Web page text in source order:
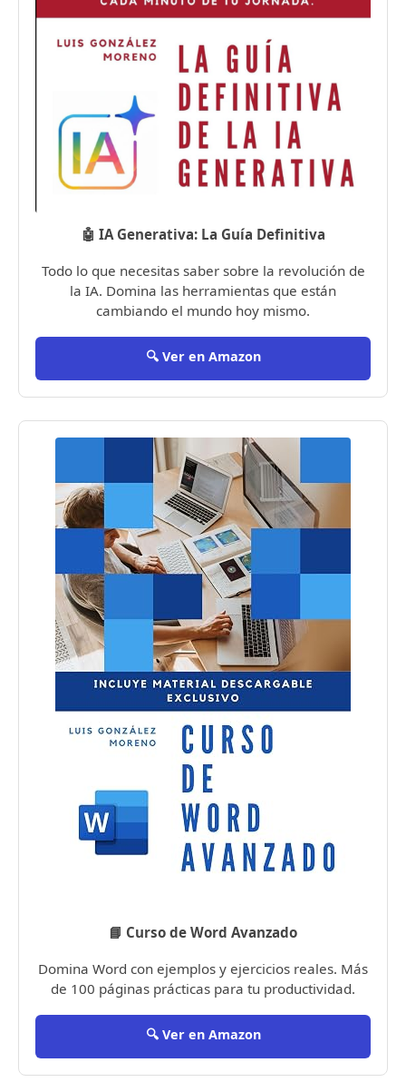
🤖 IA Generativa: La Guía Definitiva
Todo lo que necesitas saber sobre la revolución de
la IA. Domina las herramientas que están
cambiando el mundo hoy mismo.
🔍 Ver en Amazon
📘 Curso de Word Avanzado
Domina Word con ejemplos y ejercicios reales. Más
de 100 páginas prácticas para tu productividad.
🔍 Ver en Amazon